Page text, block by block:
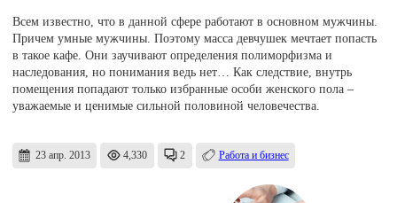
Всем известно, что в данной сфере работают в основном мужчины.
Причем умные мужчины. Поэтому масса девчушек мечтает попасть
в такое кафе. Они заучивают определения полиморфизма и
наследования, но понимания ведь нет… Как следствие, внутрь
помещения попадают только избранные особи женского пола –
уважаемые и ценимые сильной половиной человечества.
23 апр. 2013 4,330 2 Работа и бизнес